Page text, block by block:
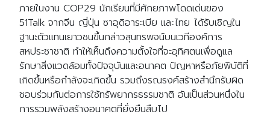
ภายในงาน COP29 นักเรียนที่มีศักยภาพโดดเด่นของ
51Talk จากจีน ญี่ปุ่น ซาอุดิอาระเบีย และไทย ได้รับเชิญใน
ฐานะตัวแทนเยาวชนขึ้นกล่าวสุนทรพจน์บนเวทีองค์การ
สหประชาชาติ ทำให้เห็นถึงความตั้งใจที่จะอุทิศตนเพื่อดูแล
รักษาสิ่งแวดล้อมทั้งปัจจุบันและอนาคต ปัญหาหรือภัยพิบัติที่
เกิดขึ้นหรือกำลังจะเกิดขึ้น รวมถึงรณรงค์สร้างสำนึกรับผิด
ชอบร่วมกันต่อการใช้ทรัพยากรธรรมชาติ อันเป็นส่วนหนึ่งใน
การรวมพลังสร้างอนาคตที่ยั่งยืนสืบไป